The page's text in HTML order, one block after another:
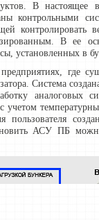
В настоящее
контрольными
В ее
установленных в
где
Система
аналоговых
пользователя
АСУ ПБ